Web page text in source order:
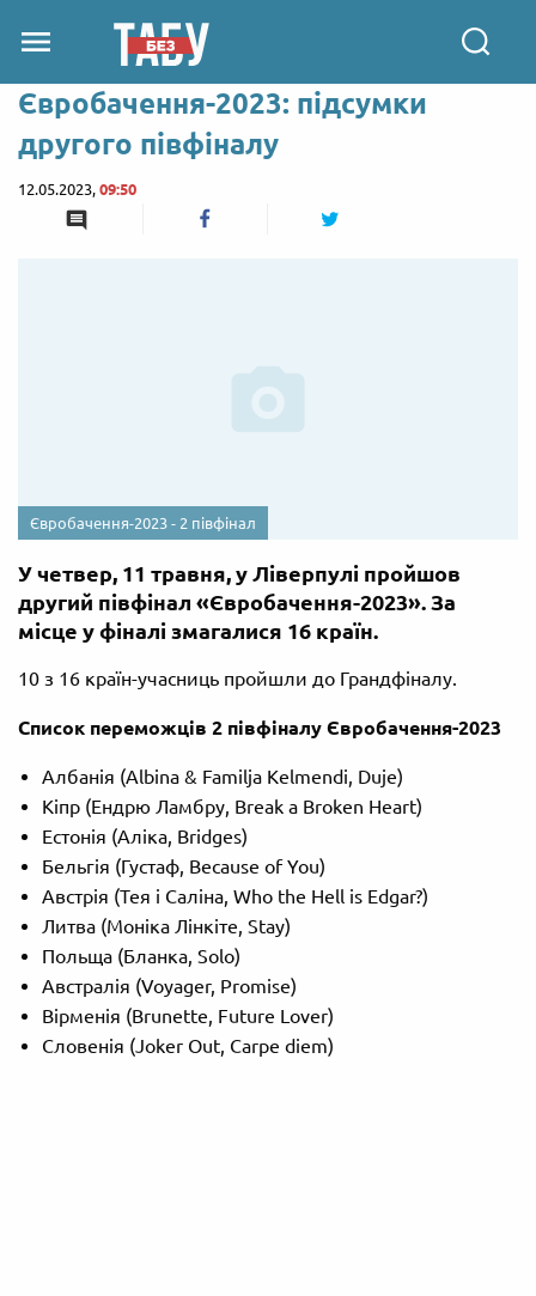
Євробачення-2023: підсумки
другого півфіналу
12.05.2023, 09:50
Євробачення-2023 - 2 півфінал
У четвер, 11 травня, у Ліверпулі пройшов
другий півфінал «Євробачення-2023». За
місце у фіналі змагалися 16 країн.
10 з 16 країн-учасниць пройшли до Грандфіналу.
Список переможців 2 півфіналу Євробачення-2023
Албанія (Albina & Familja Kelmendi, Duje)
Кіпр (Ендрю Ламбру, Break a Broken Heart)
Естонія (Аліка, Bridges)
Бельгія (Густаф, Because of You)
Австрія (Тея і Саліна, Who the Hell is Edgar?)
Литва (Моніка Лінкіте, Stay)
Польща (Бланка, Solo)
Австралія (Voyager, Promise)
Вірменія (Brunette, Future Lover)
Словенія (Joker Out, Carpe diem)